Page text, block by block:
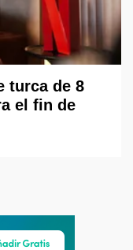
turca de 8
el fin de